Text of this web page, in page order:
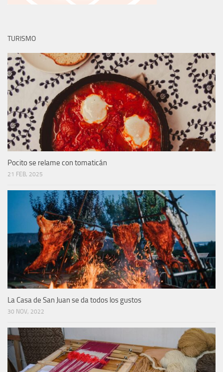
TURISMO
Pocito se relame con tomaticán
21 FEB, 2025
La Casa de San Juan se da todos los gustos
30 NOV, 2022